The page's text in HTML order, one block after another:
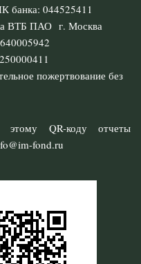
банка: 044525411
ВТБ ПАО г. Москва
пожертвование без
QR-коду отчеты
fond.ru